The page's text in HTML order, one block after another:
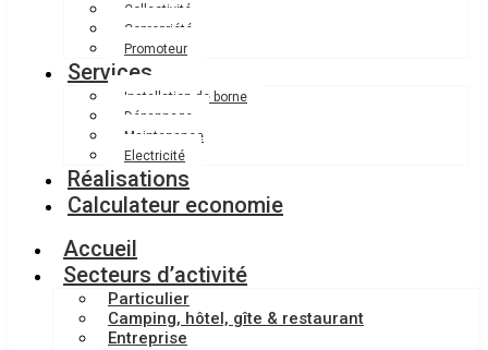
Collectivité
Copropriété
Promoteur
Services
Installation de borne
Dépannage
Maintenance
Electricité
Réalisations
Calculateur economie
Accueil
Secteurs d’activité
Particulier
Camping, hôtel, gîte & restaurant
Entreprise